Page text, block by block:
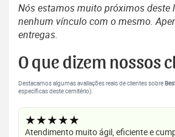
Nós estamos muito próximos deste
nenhum vínculo com o mesmo.
entregas.
O que dizem nossos
Destacamos algumas avaliações reais de clientes sobre
específicas deste cemitério).
★★★★★
Atendimento muito ágil, eficiente e